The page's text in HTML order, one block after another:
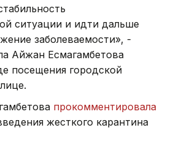
ситуации и идти дальше
заболеваемости», -
Айжан Есмагамбетова
посещения городской
прокомментировала
жесткого карантина